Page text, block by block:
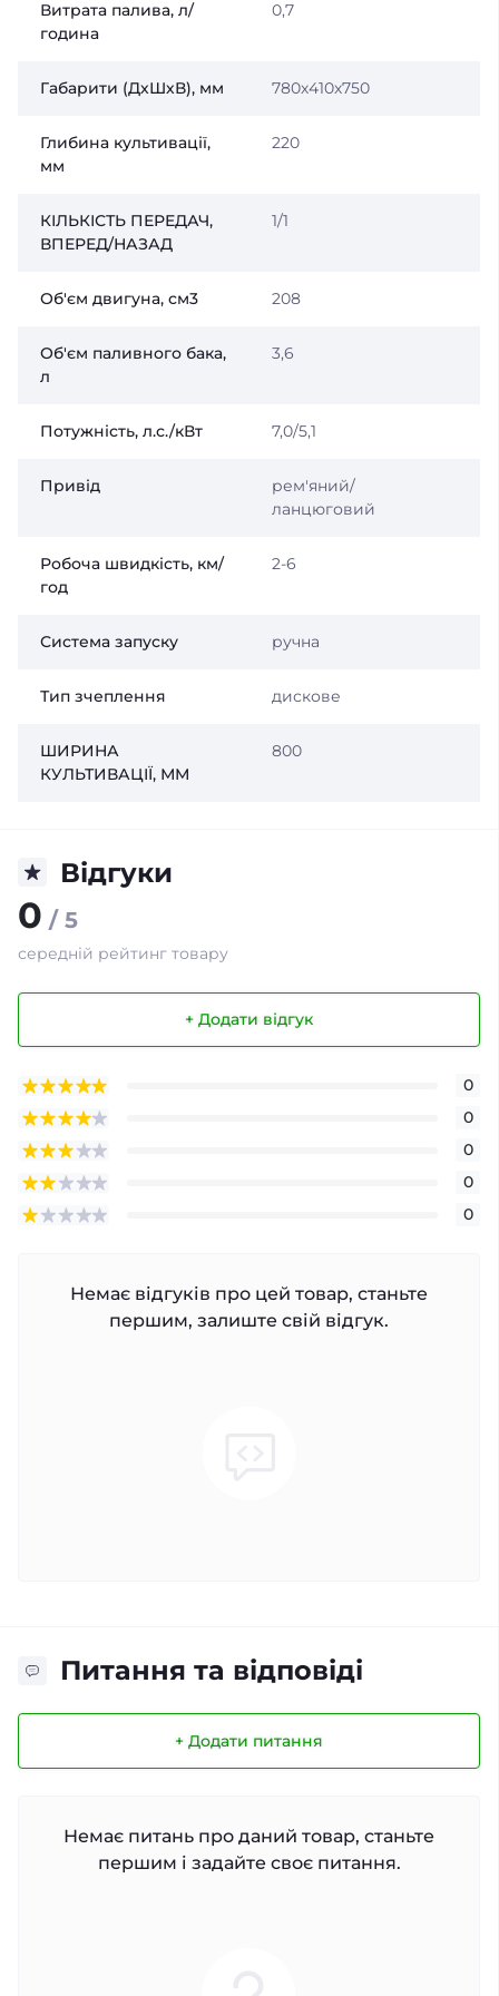
Витрата палива, л/
година
0,7
Габарити (ДхШхВ), мм 780х410х750
Глибина культивації,
мм
220
КІЛЬКІСТЬ ПЕРЕДАЧ,
ВПЕРЕД/НАЗАД
1/1
Об'єм двигуна, см3 208
Об'єм паливного бака,
л
3,6
Потужність, л.с./кВт 7,0/5,1
Привід
рем'яний/
ланцюговий
Робоча швидкість, км/
год
2-6
Система запуску ручна
Тип зчеплення дискове
ШИРИНА
КУЛЬТИВАЦІЇ, ММ
800
Відгуки
0 / 5
середній рейтинг товару
+ Додати відгук
0
0
0
0
0
Немає відгуків про цей товар, станьте
першим, залиште свій відгук.
Питання та відповіді
+ Додати питання
Немає питань про даний товар, станьте
першим і задайте своє питання.